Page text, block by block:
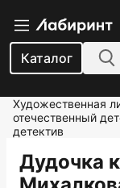
Каталог
Художественная
отечественный
детектив
Дудочка